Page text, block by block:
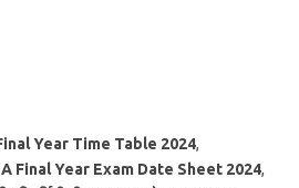
Year Time Table 2024,
Final Year Exam Date Sheet 2024,